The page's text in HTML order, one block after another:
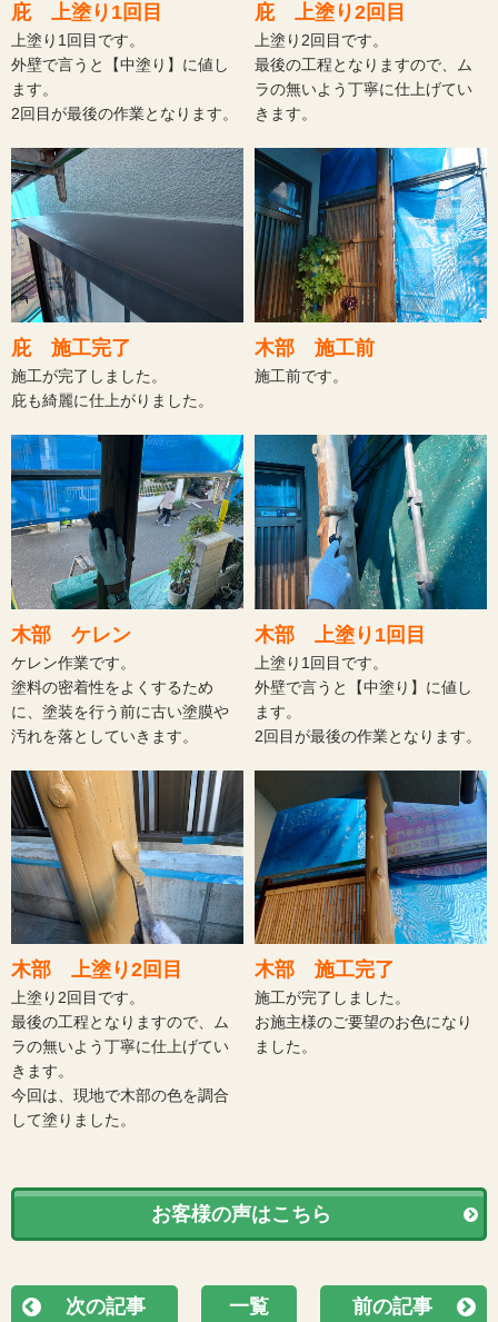
庇 上塗り1回目
上塗り1回目です。
外壁で言うと【中塗り】に値し
ます。
2回目が最後の作業となります。
庇 上塗り2回目
上塗り2回目です。
最後の工程となりますので、ム
ラの無いよう丁寧に仕上げてい
きます。
庇 施工完了
施工が完了しました。
庇も綺麗に仕上がりました。
木部 施工前
施工前です。
木部 ケレン
ケレン作業です。
塗料の密着性をよくするため
に、塗装を行う前に古い塗膜や
汚れを落としていきます。
木部 上塗り1回目
上塗り1回目です。
外壁で言うと【中塗り】に値し
ます。
2回目が最後の作業となります。
木部 上塗り2回目
上塗り2回目です。
最後の工程となりますので、ム
ラの無いよう丁寧に仕上げてい
きます。
今回は、現地で木部の色を調合
して塗りました。
木部 施工完了
施工が完了しました。
お施主様のご要望のお色になり
ました。
お客様の声はこちら
次の記事 一覧 前の記事